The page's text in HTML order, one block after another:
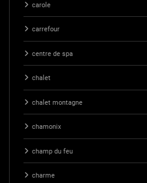
carole
carrefour
centre de spa
chalet
chalet montagne
chamonix
champ du feu
charme